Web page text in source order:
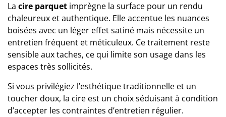
La cire parquet imprègne la surface pour un rendu
chaleureux et authentique. Elle accentue les nuances
boisées avec un léger effet satiné mais nécessite un
entretien fréquent et méticuleux. Ce traitement reste
sensible aux taches, ce qui limite son usage dans les
espaces très sollicités.
Si vous privilégiez l’esthétique traditionnelle et un
toucher doux, la cire est un choix séduisant à condition
d’accepter les contraintes d’entretien régulier.